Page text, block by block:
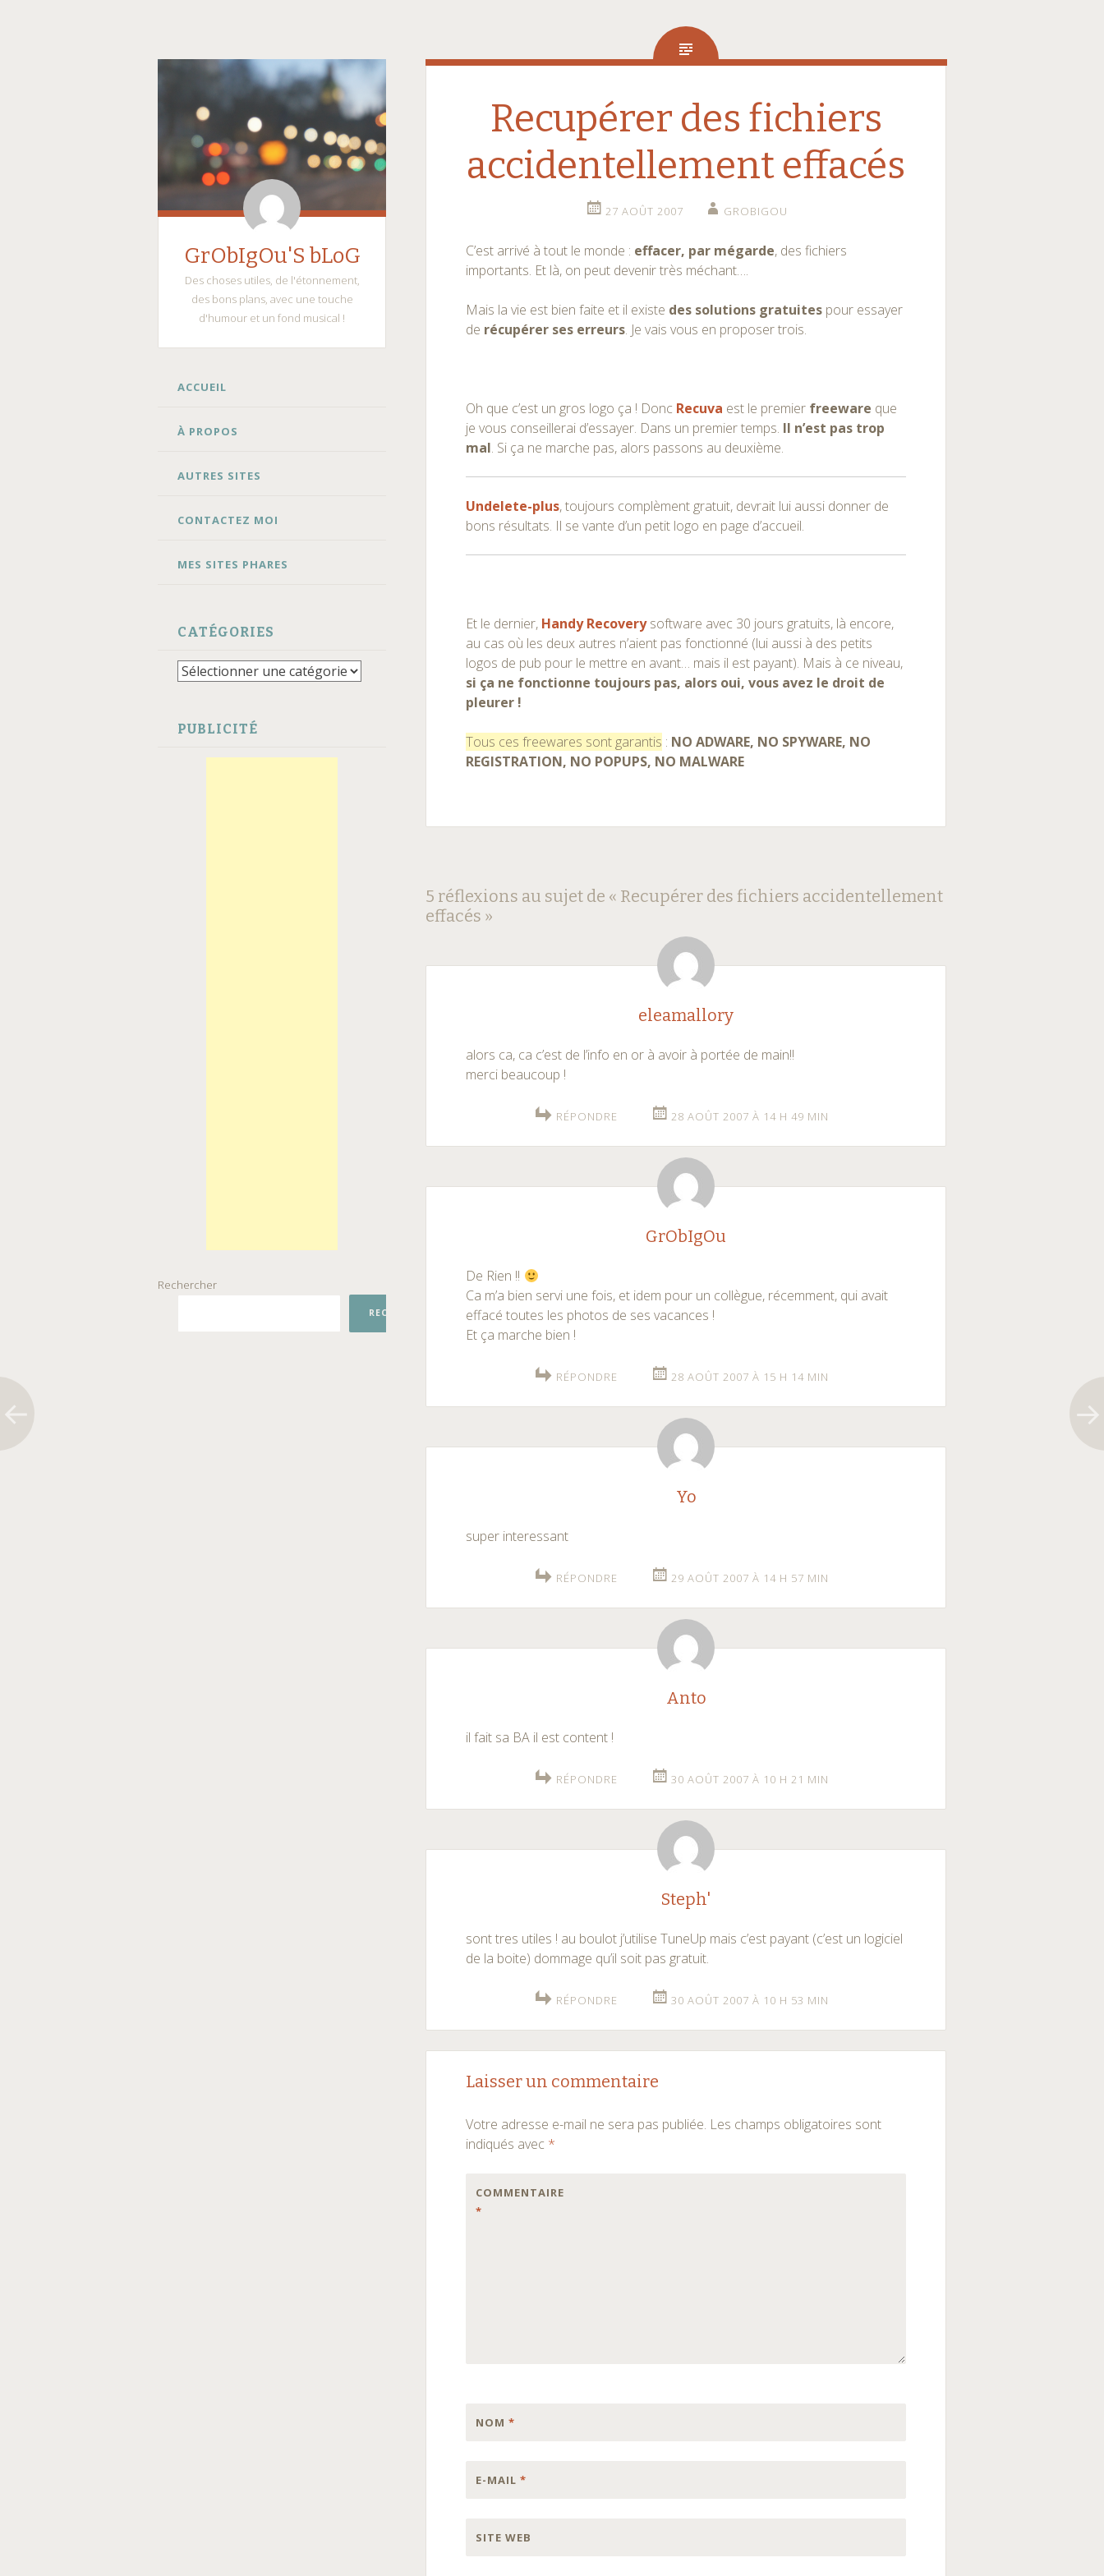
GrObIgOu'S bLoG
Des choses utiles, de l'étonnement,
des bons plans, avec une touche
d'humour et un fond musical !
ALLER
CONTENU
ACCUEIL
À PROPOS
AUTRES SITES
CONTACTEZ MOI
MES SITES PHARES
CATÉGORIES
Catégories
PUBLICITÉ
Rechercher
RECHERCHER
Recupérer des fichiers
accidentellement effacés
27 AOÛT 2007 GROBIGOU
C’est arrivé à tout le monde : effacer, par mégarde, des fichiers
importants. Et là, on peut devenir très méchant….
Mais la vie est bien faite et il existe des solutions gratuites pour essayer
de récupérer ses erreurs. Je vais vous en proposer trois.
Oh que c’est un gros logo ça ! Donc Recuva est le premier freeware que
je vous conseillerai d’essayer. Dans un premier temps. Il n’est pas trop
mal. Si ça ne marche pas, alors passons au deuxième.
Undelete-plus, toujours complèment gratuit, devrait lui aussi donner de
bons résultats. Il se vante d’un petit logo en page d’accueil.
Et le dernier, Handy Recoverysoftware avec 30 jours gratuits, là encore,
au cas où les deux autres n’aient pas fonctionné (lui aussi à des petits
logos de pub pour le mettre en avant… mais il est payant). Mais à ce niveau,
si ça ne fonctionne toujours pas, alors oui, vous avez le droit de
pleurer !
Tous ces freewares sont garantis : NO ADWARE, NO SPYWARE, NO
REGISTRATION, NO POPUPS, NO MALWARE
Navigation
articles
←
→
5 réflexions au sujet de « Recupérer des fichiers accidentellement
effacés »
eleamallory
alors ca, ca c’est de l’info en or à avoir à portée de main!!
merci beaucoup !
RÉPONDRE 28 AOÛT 2007 À 14 H 49 MIN
GrObIgOu
De Rien !!
Ca m’a bien servi une fois, et idem pour un collègue, récemment, qui avait
effacé toutes les photos de ses vacances !
Et ça marche bien !
RÉPONDRE 28 AOÛT 2007 À 15 H 14 MIN
Yo
super interessant
RÉPONDRE 29 AOÛT 2007 À 14 H 57 MIN
Anto
il fait sa BA il est content !
RÉPONDRE 30 AOÛT 2007 À 10 H 21 MIN
Steph'
sont tres utiles ! au boulot j’utilise TuneUp mais c’est payant (c’est un logiciel
de la boite) dommage qu’il soit pas gratuit.
RÉPONDRE 30 AOÛT 2007 À 10 H 53 MIN
Laisser un commentaire
Votre adresse e-mail ne sera pas publiée. Les champs obligatoires sont
indiqués avec *
COMMENTAIRE
*
NOM*
E-MAIL*
SITE WEB